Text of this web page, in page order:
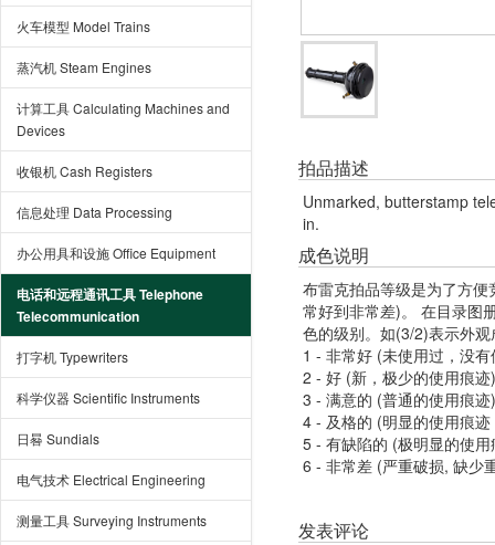
火车模型 Model Trains
蒸汽机 Steam Engines
计算工具 Calculating Machines and
Devices
收银机 Cash Registers
信息处理 Data Processing
办公用具和设施 Office Equipment
电话和远程通讯工具 Telephone
Telecommunication
打字机 Typewriters
科学仪器 Scientific Instruments
日晷 Sundials
电气技术 Electrical Engineering
测量工具 Surveying Instruments
拍品描述
Unmarked, butterstamp
in.
成色说明
布雷克拍品等级是为了方
常好到非常差)。 在目录图
色的级别。如(3/2)表示外
1 - 非常好 (未使用过，没
2 - 好 (新，极少的使用痕迹)
3 - 满意的 (普通的使用痕迹)
4 - 及格的 (明显的使用痕
5 - 有缺陷的 (极明显的使
6 - 非常差 (严重破损, 缺少
发表评论